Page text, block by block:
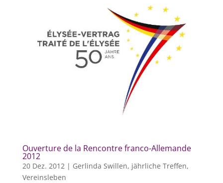
Ouverture de la Rencontre franco-Allemande
2012
20 Dez. 2012| Gerlinda Swillen, jährliche Treffen,
Vereinsleben